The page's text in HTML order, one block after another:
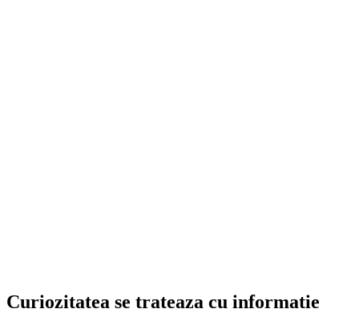
Curiozitatea se trateaza cu informatie